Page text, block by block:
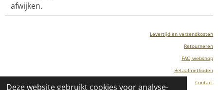
Deze website gebruikt cookies voor analyse-
afwijken.
Levertijd en verzendkosten
Retourneren
FAQ webshop
Betaalmethoden
Contact